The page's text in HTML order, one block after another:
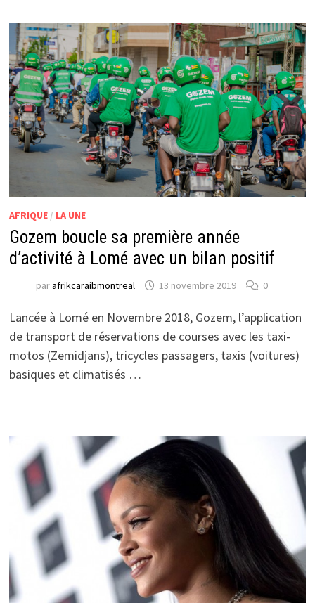
AFRIQUE/ LA UNE
Gozem boucle sa première année
d’activité à Lomé avec un bilan positif
parafrikcaraibmontreal 13 novembre 2019 0
Lancée à Lomé en Novembre 2018, Gozem, l’application
de transport de réservations de courses avec les taxi-
motos (Zemidjans), tricycles passagers, taxis (voitures)
basiques et climatisés …